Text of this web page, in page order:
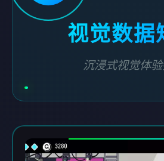
视觉数据
沉浸式视觉体